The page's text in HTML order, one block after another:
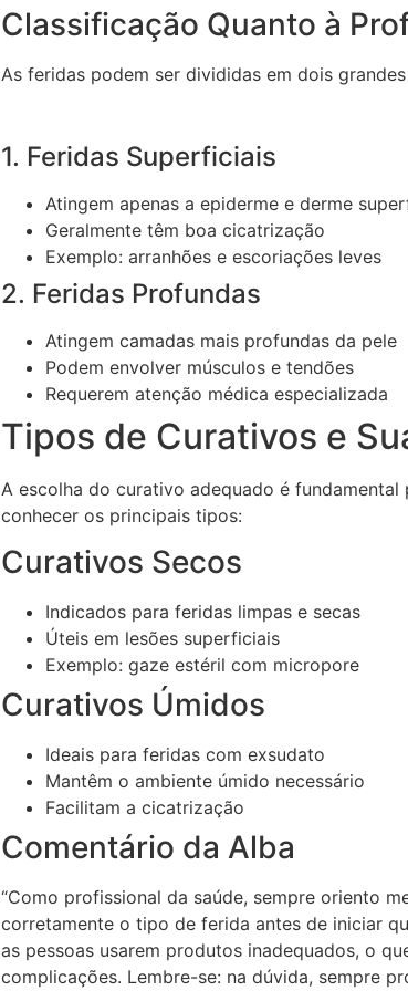
Classificação Quanto à
As feridas podem ser divididas em dois
1. Feridas Superficiais
Atingem apenas a epiderme e derme
Geralmente têm boa cicatrização
Exemplo: arranhões e escoriações leves
2. Feridas Profundas
Atingem camadas mais profundas da pele
Podem envolver músculos e tendões
Requerem atenção médica especializada
Tipos de Curativos e
A escolha do curativo adequado é
conhecer os principais tipos:
Curativos Secos
Indicados para feridas limpas e secas
Úteis em lesões superficiais
Exemplo: gaze estéril com micropore
Curativos Úmidos
Ideais para feridas com exsudato
Mantêm o ambiente úmido necessário
Facilitam a cicatrização
Comentário da Alba
“Como profissional da saúde, sempre oriento
corretamente o tipo de ferida antes de iniciar
as pessoas usarem produtos inadequados, o
complicações. Lembre-se: na dúvida, sempre